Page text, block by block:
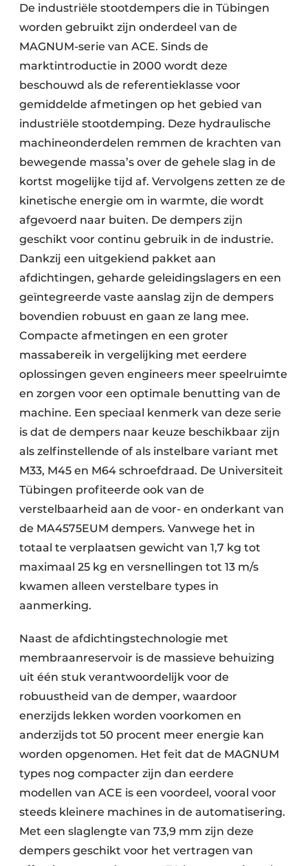
De industriële stootdempers die in Tübingen
worden gebruikt zijn onderdeel van de
MAGNUM-serie van ACE. Sinds de
marktintroductie in 2000 wordt deze
beschouwd als de referentieklasse voor
gemiddelde afmetingen op het gebied van
industriële stootdemping. Deze hydraulische
machineonderdelen remmen de krachten van
bewegende massa’s over de gehele slag in de
kortst mogelijke tijd af. Vervolgens zetten ze de
kinetische energie om in warmte, die wordt
afgevoerd naar buiten. De dempers zijn
geschikt voor continu gebruik in de industrie.
Dankzij een uitgekiend pakket aan
afdichtingen, geharde geleidingslagers en een
geïntegreerde vaste aanslag zijn de dempers
bovendien robuust en gaan ze lang mee.
Compacte afmetingen en een groter
massabereik in vergelijking met eerdere
oplossingen geven engineers meer speelruimte
en zorgen voor een optimale benutting van de
machine. Een speciaal kenmerk van deze serie
is dat de dempers naar keuze beschikbaar zijn
als zelfinstellende of als instelbare variant met
M33, M45 en M64 schroefdraad. De Universiteit
Tübingen profiteerde ook van de
verstelbaarheid aan de voor- en onderkant van
de MA4575EUM dempers. Vanwege het in
totaal te verplaatsen gewicht van 1,7 kg tot
maximaal 25 kg en versnellingen tot 13 m/s
kwamen alleen verstelbare types in
aanmerking.
Naast de afdichtingstechnologie met
membraanreservoir is de massieve behuizing
uit één stuk verantwoordelijk voor de
robuustheid van de demper, waardoor
enerzijds lekken worden voorkomen en
anderzijds tot 50 procent meer energie kan
worden opgenomen. Het feit dat de MAGNUM
types nog compacter zijn dan eerdere
modellen van ACE is een voordeel, vooral voor
steeds kleinere machines in de automatisering.
Met een slaglengte van 73,9 mm zijn deze
dempers geschikt voor het vertragen van